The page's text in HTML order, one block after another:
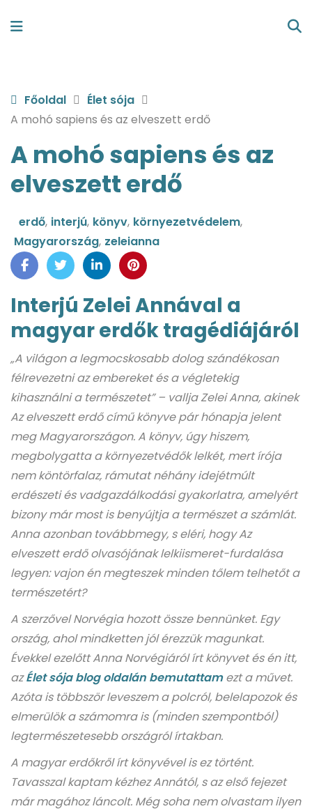
Főoldal
Élet sója
A mohó sapiens és az elveszett erdő
A mohó sapiens és az
elveszett erdő
erdő, interjú, könyv, környezetvédelem,
Magyarország, zeleianna
Interjú Zelei Annával a
magyar erdők tragédiájáról
„A világon a legmocskosabb dolog szándékosan
félrevezetni az embereket és a végletekig
kihasználni a természetet” – vallja Zelei Anna, akinek
Az elveszett erdő című könyve pár hónapja jelent
meg Magyarországon. A könyv, úgy hiszem,
megbolygatta a környezetvédők lelkét, mert írója
nem köntörfalaz, rámutat néhány idejétmúlt
erdészeti és vadgazdálkodási gyakorlatra, amelyért
bizony már most is benyújtja a természet a számlát.
Anna azonban továbbmegy, s eléri, hogy Az
elveszett erdő olvasójának lelkiismeret-furdalása
legyen: vajon én megteszek minden tőlem telhetőt a
természetért?
A szerzővel Norvégia hozott össze bennünket. Egy
ország, ahol mindketten jól érezzük magunkat.
Évekkel ezelőtt Anna Norvégiáról írt könyvet és én itt,
azÉlet sója blog oldalán bemutattamezt a művet.
Azóta is többször leveszem a polcról, belelapozok és
elmerülök a számomra is (minden szempontból)
legtermészetesebb országról írtakban.
A magyar erdőkről írt könyvével is ez történt.
Tavasszal kaptam kézhez Annától, s az első fejezet
már magához láncolt. Még soha nem olvastam ilyen